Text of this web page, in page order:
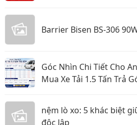
Barrier Bisen BS-306
Góc Nhìn Chi Tiết Cho
Mua Xe Tải 1.5 Tấn Trả
nệm lò xo: 5 khác biệt
độc lập